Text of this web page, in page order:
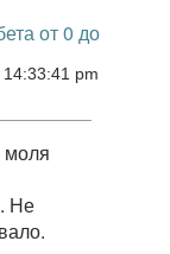
от 0 до
pm
моля
Не